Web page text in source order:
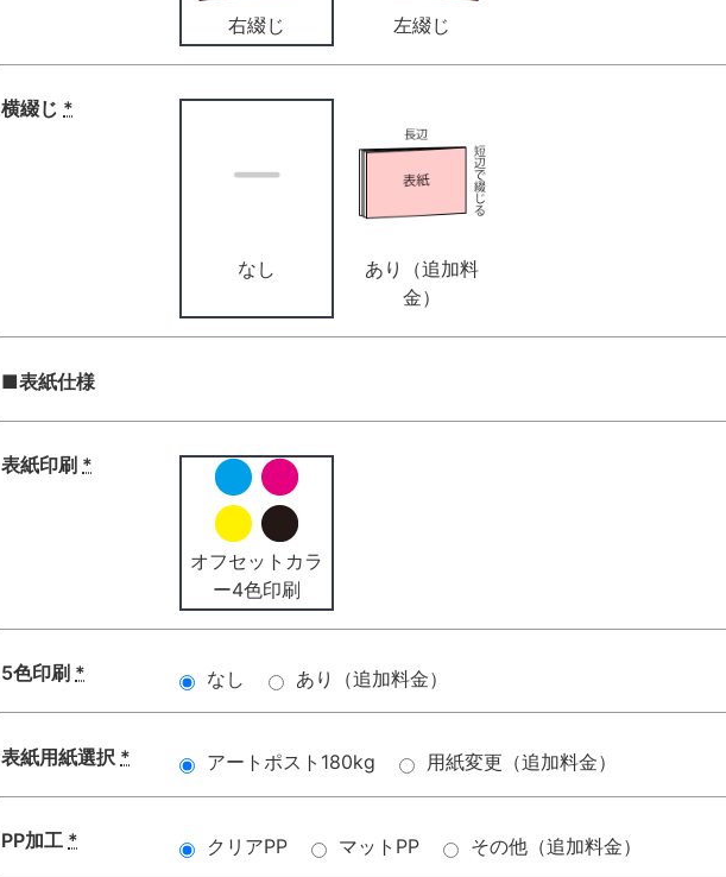
右綴じ 左綴じ
横綴じ *
なし
あり（追加料
金）
■表紙仕様
表紙印刷 *
オフセットカラ
ー4色印刷
5色印刷 * なし あり（追加料金）
表紙用紙選択 * アートポスト180kg 用紙変更（追加料金）
PP加工 * クリアPP マットPP その他（追加料金）